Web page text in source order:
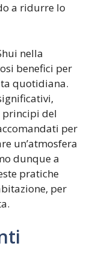
a ridurre lo
nella
benefici per
quotidiana.
principi del
per
un’atmosfera
dunque a
pratiche
per